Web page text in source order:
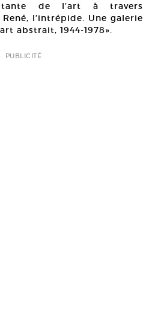
de l’art à travers
l’intrépide. Une galerie
abstrait, 1944-1978».
PUBLICITÉ